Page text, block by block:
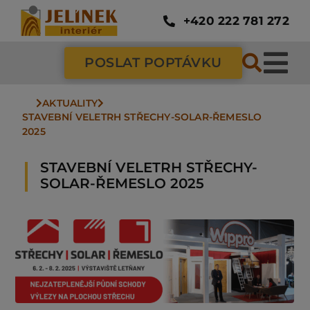
Přeskočit
obsah
+420 222 781 272
POSLAT POPTÁVKU
AKTUALITY
STAVEBNÍ VELETRH STŘECHY-SOLAR-ŘEMESLO
2025
STAVEBNÍ VELETRH STŘECHY-
SOLAR-ŘEMESLO 2025